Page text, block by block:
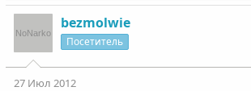
bezmolwie
Посетитель
27 Июл 2012